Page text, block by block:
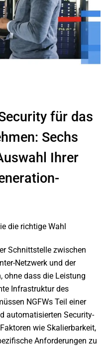
für das
Sechs
Ihrer
die richtige Wahl
Schnittstelle zwischen
Netzwerk und der
ohne dass die Leistung
Infrastruktur des
NGFWs Teil einer
automatisierten Security-
wie Skalierbarkeit,
Anforderungen zu